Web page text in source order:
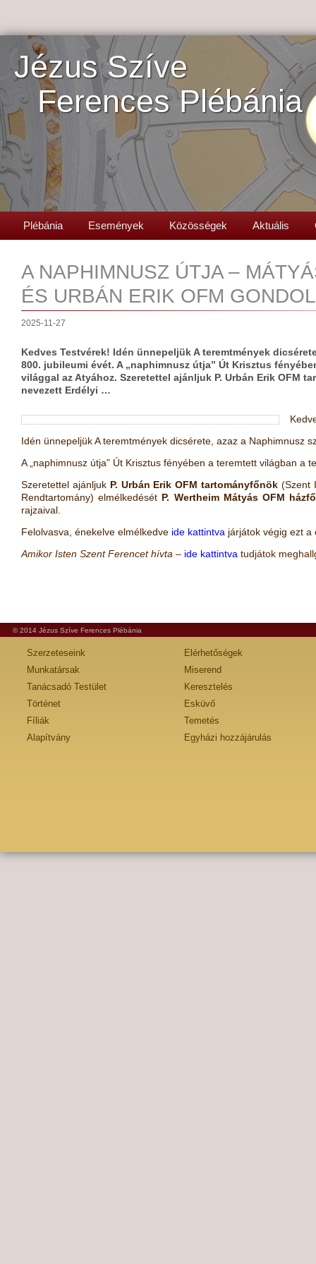
Jézus Szíve
Ferences Plébánia
Plébánia Események Közösségek Aktuális
A NAPHIMNUSZ ÚTJA –
ÉS URBÁN ERIK OFM
2025-11-27
Kedves Testvérek! Idén ünnepeljük A teremtmények
800. jubileumi évét. A „naphimnusz útja” Út Krisztus
világgal az Atyához. Szeretettel ajánljuk P. Urbán Erik OFM
nevezett Erdélyi …
Idén ünnepeljük A teremtmények dicsérete, azaz a Naphimnusz
A „naphimnusz útja” Út Krisztus fényében a teremtett világban a
Szeretettel ajánljukP. Urbán Erik OFM tartományfőnök (Szent
Rendtartomány) elmélkedését P. Wertheim Mátyás OFM
rajzaival.
Felolvasva, énekelve elmélkedve ide kattintva járjátok végig ezt a
Amikor Isten Szent Ferencet hívta – ide kattintva tudjátok
© 2014 Jézus Szíve Ferences Plébánia
Szerzeteseink
Munkatársak
Tanácsadó Testület
Történet
Fíliák
Alapítvány
Elérhetőségek
Miserend
Keresztelés
Esküvő
Temetés
Egyházi hozzájárulás